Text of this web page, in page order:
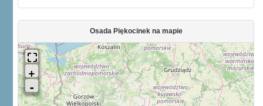
Osada Piękocinek na mapie